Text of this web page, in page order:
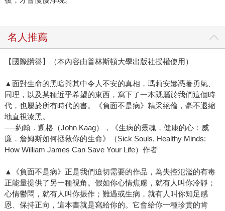
名人推薦
【國際讚譽】（本內容由普林斯頓大學出版社授權使用）
▲面對生命的黑暗與其中令人不安的真相，瑪莉安娜憑著勇氣、
同理，以及某種近乎希望的東西，寫下了一本既屬於我們這個時
代，也屬於所有時代的書。《負面不是病》精采絕倫，毫不退縮
地直視漆黑。
──約翰．凱格（John Kaag），《生病的靈魂，健康的心：威
廉．詹姆斯如何拯救你的生命》（Sick Souls, Healthy Minds:
How William James Can Save Your Life）作者
▲《負面不是病》正是我們迫切需要的作品，為失控氾濫的有毒
正能量提供了另一種視角。假如你心情焦慮，就有人叫你冷靜；
心情鬱悶，就有人叫你振作；難過或生病，就有人叫你知足感
恩、保持正向，這本書就是寫給你的。它會給你一種珍貴的肯